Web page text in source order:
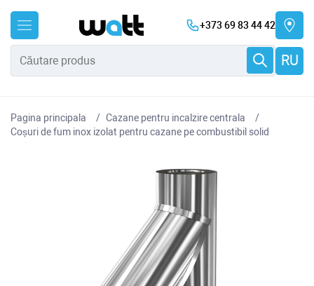
+373 69 83 44 42
RU
Pagina principala
Cazane pentru incalzire centrala
Coșuri de fum inox izolat pentru cazane pe combustibil solid